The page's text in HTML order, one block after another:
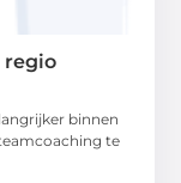
regio
binnen
te